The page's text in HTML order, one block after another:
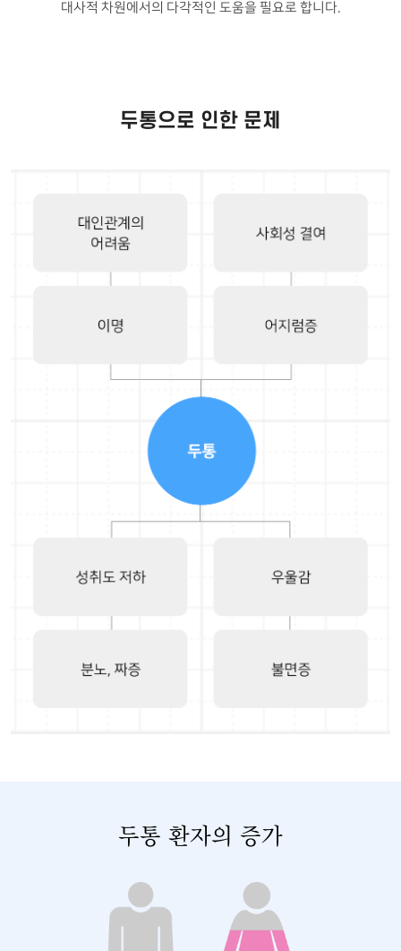
대사적 차원에서의 다각적인 도움을 필요로 합니다.
두통으로 인한 문제
두통 환자의 증가